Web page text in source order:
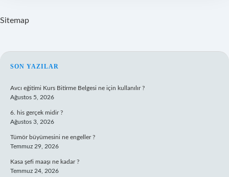
Sitemap
SIDEBAR
SON YAZILAR
Avcı eğitimi Kurs Bitirme Belgesi ne için kullanılır ?
Ağustos 5, 2026
6. his gerçek midir ?
Ağustos 3, 2026
Tümör büyümesini ne engeller ?
Temmuz 29, 2026
Kasa şefi maaşı ne kadar ?
Temmuz 24, 2026